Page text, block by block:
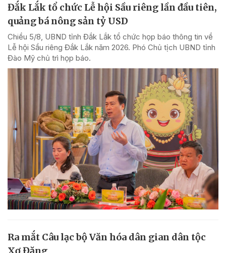
Đắk Lắk tổ chức Lễ hội Sầu riêng lần đầu tiên,
quảng bá nông sản tỷ USD
Chiều 5/8, UBND tỉnh Đắk Lắk tổ chức họp báo thông tin về
Lễ hội Sầu riêng Đắk Lắk năm 2026. Phó Chủ tịch UBND tỉnh
Đào Mỹ chủ trì họp báo.
Ra mắt Câu lạc bộ Văn hóa dân gian dân tộc
Xơ Đăng